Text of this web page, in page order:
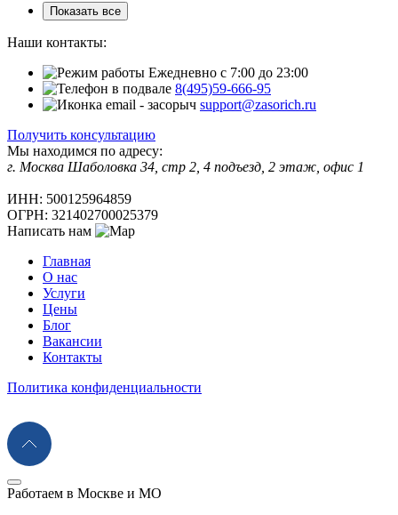
Показать все
Наши контакты:
Ежедневно с 7:00 до 23:00
8(495)59-666-95
support@zasorich.ru
Получить консультацию
Мы находимся по адресу:
г. Москва Шаболовка 34, стр 2, 4 подъезд, 2 этаж, офис 1
ИНН: 500125964859
ОГРН: 321402700025379
Написать нам
Главная
О нас
Услуги
Цены
Блог
Вакансии
Контакты
Политика конфиденциальности
Работаем в Москве и МО